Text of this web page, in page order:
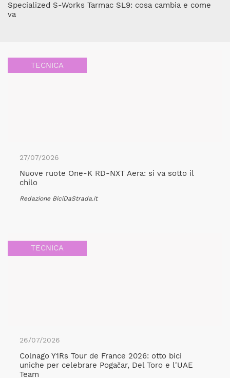
Specialized S-Works Tarmac SL9: cosa cambia e come
va
TECNICA
27/07/2026
Nuove ruote One-K RD-NXT Aera: si va sotto il
chilo
Redazione BiciDaStrada.it
TECNICA
26/07/2026
Colnago Y1Rs Tour de France 2026: otto bici
uniche per celebrare Pogačar, Del Toro e l'UAE
Team